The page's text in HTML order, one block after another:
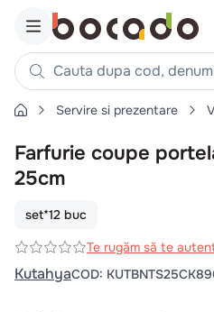
Cauta dupa cod, denumire
Căutări populare
1. cartofi
2. piept pui
. pui
4
chifle
5. burger
Servire si prezentare
Farfurie coupe
25cm
set*12 buc
Te rugăm să te
KutahyaCOD: